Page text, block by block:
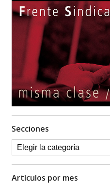
Secciones
Artículos por mes